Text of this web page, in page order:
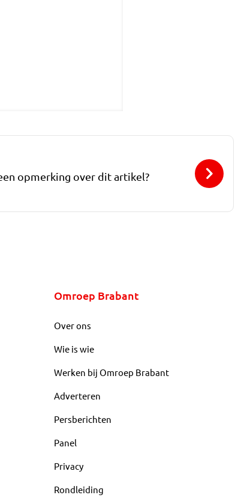
opmerking over dit artikel?
Omroep Brabant
Over ons
Wie is wie
Werken bij Omroep Brabant
Adverteren
Persberichten
Panel
Privacy
Rondleiding